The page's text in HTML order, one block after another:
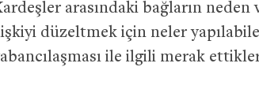
arasındaki bağların
düzeltmek için neler
ile ilgili merak